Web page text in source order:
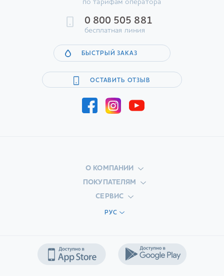
по тарифам оператора
0 800 505 881
бесплатная линия
БЫСТРЫЙ ЗАКАЗ
ОСТАВИТЬ ОТЗЫВ
О КОМПАНИИ
ПОКУПАТЕЛЯМ
СЕРВИС
РУС